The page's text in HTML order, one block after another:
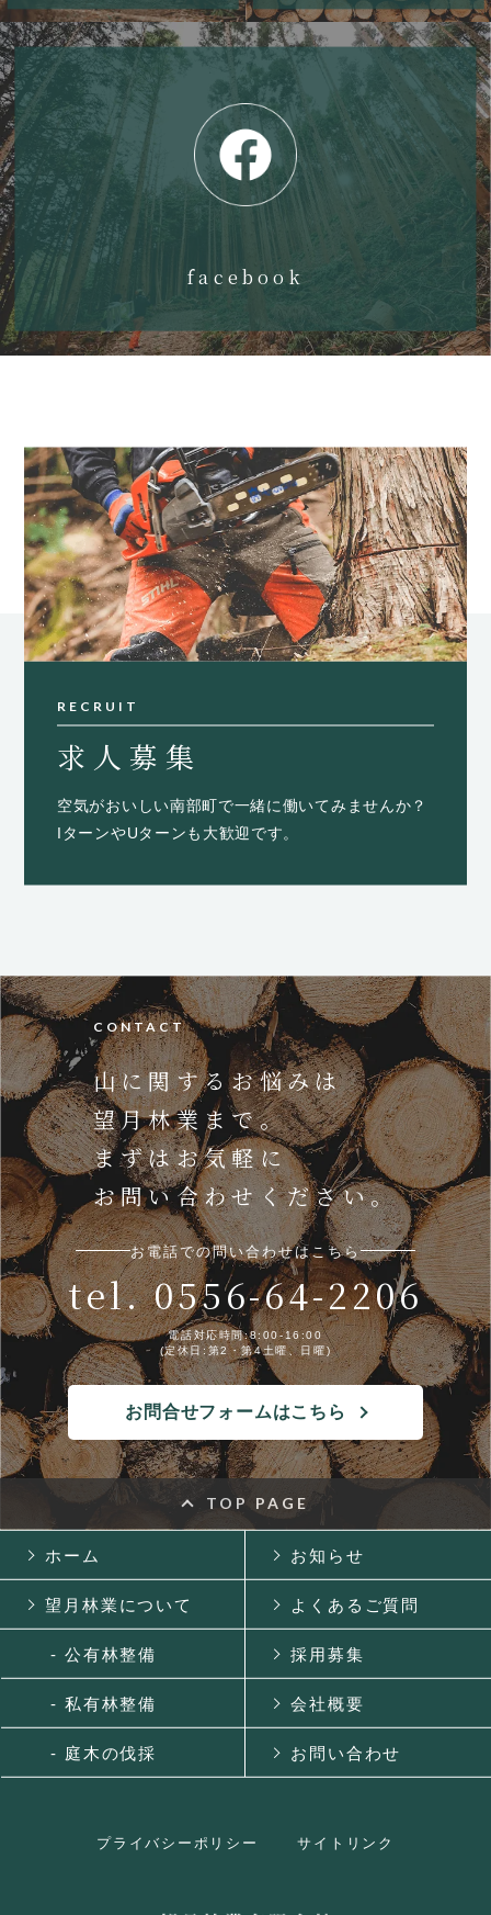
facebook
RECRUIT
求人募集
空気がおいしい南部町で一緒に働いてみませんか？
IターンやUターンも大歓迎です。
CONTACT
山に関するお悩みは
望月林業まで。
まずはお気軽に
お問い合わせください。
お電話での問い合わせはこちら
tel. 0556-64-2206
電話対応時間:8:00-16:00
(定休日:第2・第4土曜、日曜)
お問合せフォームはこちら
TOP PAGE
ホーム
望月林業について
- 公有林整備
- 私有林整備
- 庭木の伐採
お知らせ
よくあるご質問
採用募集
会社概要
お問い合わせ
プライバシーポリシー サイトリンク